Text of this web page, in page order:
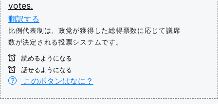
votes.
翻訳する
比例代表制は、政党が獲得した総得票数に応じて議席
数が決定される投票システムです。
読めるようになる
話せるようになる
このボタンはなに？